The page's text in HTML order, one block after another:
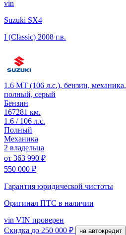
vin
Suzuki SX4
I (Classic) 2008 г.в.
1.6 MT (106 л.с.), бензин,
полный, серый
Бензин
167281 км.
1.6 / 106 л.с.
Полный
Механика
2 владельца
от 363 990 ₽
550 000 ₽
Гарантия юридической чистоты
Оригинал ПТС в наличии
vin VIN проверен
Скидка до 250 000 ₽ на автокредит